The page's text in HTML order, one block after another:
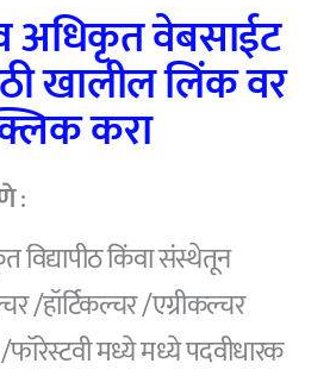
अधिकृत वेबसाईट
खालील लिंक वर
करा
:
विद्यापीठ किंवा संस्थेतून
/हॉर्टिकल्चर /एग्रीकल्चर
मध्ये मध्ये पदवीधारक